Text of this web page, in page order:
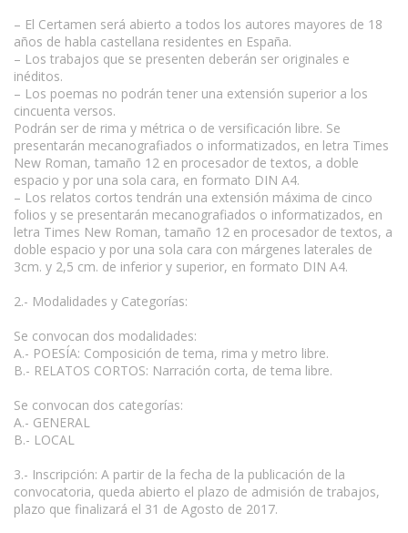
– El Certamen será abierto a todos los autores mayores de 18
años de habla castellana residentes en España.
– Los trabajos que se presenten deberán ser originales e
inéditos.
– Los poemas no podrán tener una extensión superior a los
cincuenta versos.
Podrán ser de rima y métrica o de versificación libre. Se
presentarán mecanografiados o informatizados, en letra Times
New Roman, tamaño 12 en procesador de textos, a doble
espacio y por una sola cara, en formato DIN A4.
– Los relatos cortos tendrán una extensión máxima de cinco
folios y se presentarán mecanografiados o informatizados, en
letra Times New Roman, tamaño 12 en procesador de textos, a
doble espacio y por una sola cara con márgenes laterales de
3cm. y 2,5 cm. de inferior y superior, en formato DIN A4.
2.- Modalidades y Categorías:
Se convocan dos modalidades:
A.- POESÍA: Composición de tema, rima y metro libre.
B.- RELATOS CORTOS: Narración corta, de tema libre.
Se convocan dos categorías:
A.- GENERAL
B.- LOCAL
3.- Inscripción: A partir de la fecha de la publicación de la
convocatoria, queda abierto el plazo de admisión de trabajos,
plazo que finalizará el 31 de Agosto de 2017.